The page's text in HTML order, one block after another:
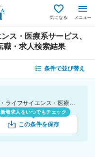
気になる メニュー
ス・医療系サービス、
職・求人検索結果
条件で並び替え
[勤務地]大阪府 [業種]医薬品・医療機器・ライフサイエンス・医療系サービス [詳細条件](待遇・福利厚生)U・Iターン支援あり
新着求人をいつでもチェック
この条件を保存